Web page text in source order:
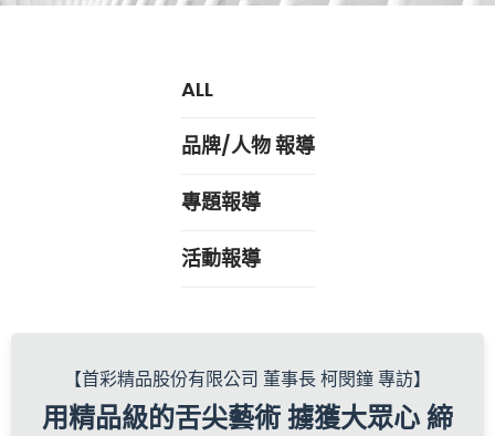
ALL
品牌/人物 報導
專題報導
活動報導
【首彩精品股份有限公司 董事長 柯閔鐘 專訪】
用精品級的舌尖藝術 擄獲大眾心 締